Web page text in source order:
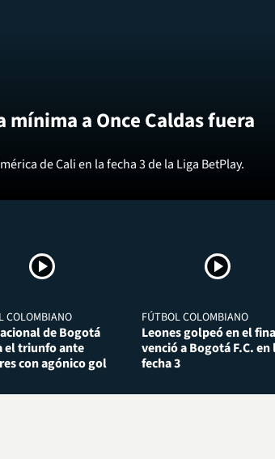
a Once Caldas fuera
de Cali en la fecha 3 de la Liga BetPlay.
COLOMBIANO
de Bogotá
el triunfo ante
con agónico gol
FÚTBOL COLOMBIANO
Leones golpeó en el
venció a Bogotá F.C. en
fecha 3